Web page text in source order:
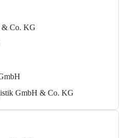
& Co. KG
GmbH & Co. KG